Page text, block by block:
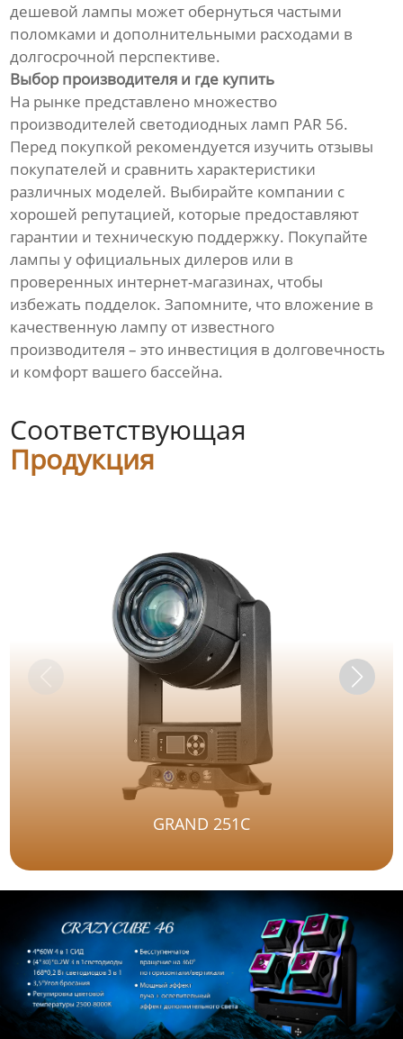
дешевой лампы может обернуться частыми
поломками и дополнительными расходами в
долгосрочной перспективе.
Выбор производителя и где купить
На рынке представлено множество
производителей светодиодных ламп PAR 56.
Перед покупкой рекомендуется изучить отзывы
покупателей и сравнить характеристики
различных моделей. Выбирайте компании с
хорошей репутацией, которые предоставляют
гарантии и техническую поддержку. Покупайте
лампы у официальных дилеров или в
проверенных интернет-магазинах, чтобы
избежать подделок. Запомните, что вложение в
качественную лампу от известного
производителя – это инвестиция в долговечность
и комфорт вашего бассейна.
Соответствующая
Продукция
GRAND 251C